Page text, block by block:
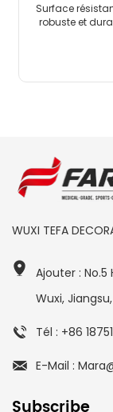
Surface
robuste et
WUXI TEFA
Ajouter :
Wuxi,
Tél : +86
E-Mail :